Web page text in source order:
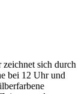
sich durch
bei 12 Uhr und